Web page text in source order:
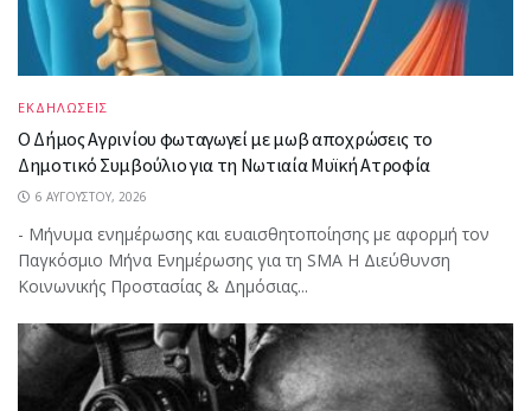
ΕΚΔΗΛΩΣΕΙΣ
Ο Δήμος Αγρινίου φωταγωγεί με μωβ αποχρώσεις το
Δημοτικό Συμβούλιο για τη Νωτιαία Μυϊκή Ατροφία
6 ΑΥΓΟΎΣΤΟΥ, 2026
- Μήνυμα ενημέρωσης και ευαισθητοποίησης με αφορμή τον
Παγκόσμιο Μήνα Ενημέρωσης για τη SMA Η Διεύθυνση
Κοινωνικής Προστασίας & Δημόσιας...